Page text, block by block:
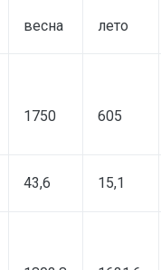
весна лето
1750 605
43,6 15,1